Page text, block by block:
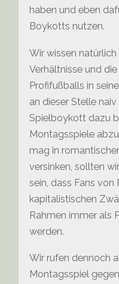
haben und eben
Boykotts nutzen.
Wir wissen
Verhältnisse und
Profifußballs in
an dieser Stelle
Spielboykott dazu
Montagsspiele
mag in
versinken, sollten
sein, dass Fans von
kapitalistischen
Rahmen immer als
werden.
Wir rufen dennoch
Montagsspiel